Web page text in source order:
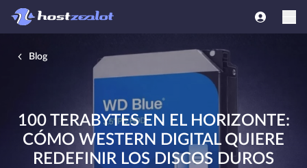
Blog
100 TERABYTES EN EL HORIZONTE:
CÓMO WESTERN DIGITAL QUIERE
REDEFINIR LOS DISCOS DUROS